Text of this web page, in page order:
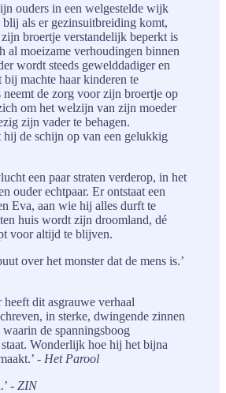
ouders in een welgestelde wijk
als er gezinsuitbreiding komt,
broertje verstandelijk beperkt is
al moeizame verhoudingen binnen
wordt steeds gewelddadiger en
machte haar kinderen te
neemt de zorg voor zijn broertje op
om het welzijn van zijn moeder
zijn vader te behagen.
hij de schijn op van een gelukkig
een paar straten verderop, in het
ouder echtpaar. Er ontstaat een
Eva, aan wie hij alles durft te
huis wordt zijn droomland, dé
voor altijd te blijven.
over het monster dat de mens is.’
heeft dit asgrauwe verhaal
in sterke, dwingende zinnen
de spanningsboog
Wonderlijk hoe hij het bijna
- Het Parool
- ZIN